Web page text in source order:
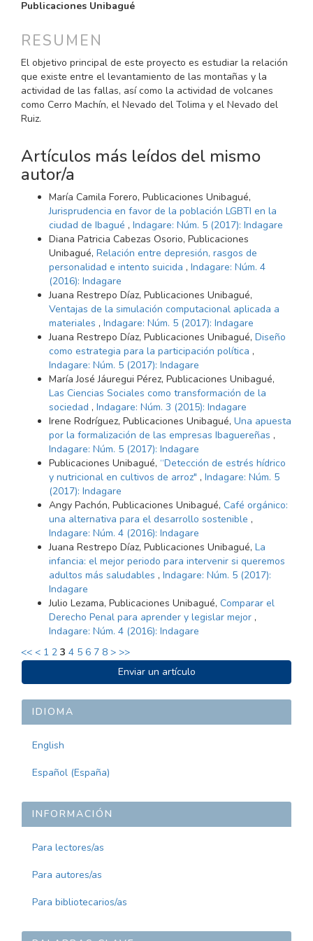
ARTÍCULO
Publicaciones Unibagué
RESUMEN
El objetivo principal de este proyecto es estudiar la relación
que existe entre el levantamiento de las montañas y la
actividad de las fallas, así como la actividad de volcanes
como Cerro Machín, el Nevado del Tolima y el Nevado del
Ruiz.
Artículos más leídos del mismo
autor/a
María Camila Forero, Publicaciones Unibagué,
Jurisprudencia en favor de la población LGBTI en la
ciudad de Ibagué , Indagare: Núm. 5 (2017): Indagare
Diana Patricia Cabezas Osorio, Publicaciones
Unibagué, Relación entre depresión, rasgos de
personalidad e intento suicida , Indagare: Núm. 4
(2016): Indagare
Juana Restrepo Díaz, Publicaciones Unibagué,
Ventajas de la simulación computacional aplicada a
materiales , Indagare: Núm. 5 (2017): Indagare
Juana Restrepo Díaz, Publicaciones Unibagué, Diseño
como estrategia para la participación política ,
Indagare: Núm. 5 (2017): Indagare
María José Jáuregui Pérez, Publicaciones Unibagué,
Las Ciencias Sociales como transformación de la
sociedad , Indagare: Núm. 3 (2015): Indagare
Irene Rodríguez, Publicaciones Unibagué, Una apuesta
por la formalización de las empresas Ibaguereñas ,
Indagare: Núm. 5 (2017): Indagare
Publicaciones Unibagué, “Detección de estrés hídrico
y nutricional en cultivos de arroz" , Indagare: Núm. 5
(2017): Indagare
Angy Pachón, Publicaciones Unibagué, Café orgánico:
una alternativa para el desarrollo sostenible ,
Indagare: Núm. 4 (2016): Indagare
Juana Restrepo Díaz, Publicaciones Unibagué, La
infancia: el mejor periodo para intervenir si queremos
adultos más saludables , Indagare: Núm. 5 (2017):
Indagare
Julio Lezama, Publicaciones Unibagué, Comparar el
Derecho Penal para aprender y legislar mejor ,
Indagare: Núm. 4 (2016): Indagare
<< < 1 2 3 4 5 6 7 8 > >>
ENVIAR
UN
ARTÍCULO
Enviar un artículo
IDIOMA
English
Español (España)
INFORMACIÓN
Para lectores/as
Para autores/as
Para bibliotecarios/as